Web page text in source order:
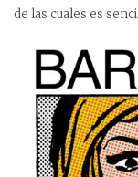
de las cuales es